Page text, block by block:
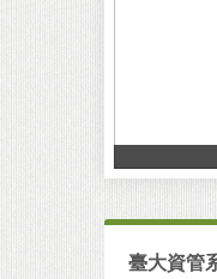
臺大資管